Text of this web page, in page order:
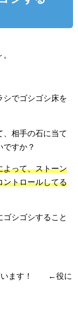
シでゴシゴシ床を
、相手の石に当て
ですか？
よって、ストーン
ントロールしてる
シゴシすること
います！ ←役に